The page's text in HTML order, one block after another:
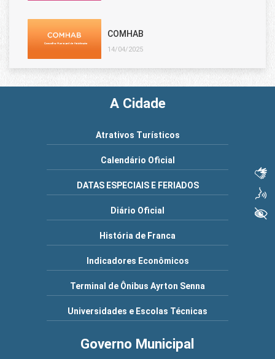
COMHAB
14/04/2025
A Cidade
Atrativos Turísticos
Calendário Oficial
DATAS ESPECIAIS E FERIADOS
Diário Oficial
História de Franca
Indicadores Econômicos
Terminal de Ônibus Ayrton Senna
Universidades e Escolas Técnicas
Governo Municipal
Libras
Voz
+ Acessibilidade